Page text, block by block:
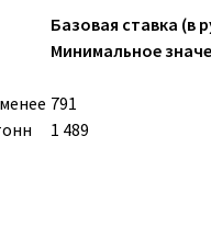
Базовая ставка (в
Минимальное
791
1 489